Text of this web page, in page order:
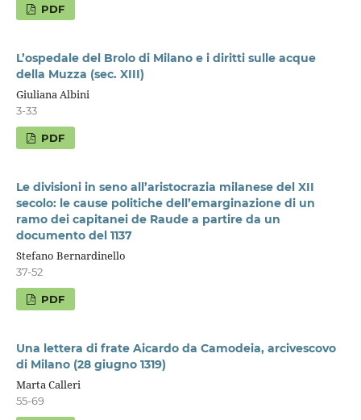
PDF
L’ospedale del Brolo di Milano e i diritti sulle acque
della Muzza (sec. XIII)
Giuliana Albini
3-33
PDF
Le divisioni in seno all’aristocrazia milanese del XII
secolo: le cause politiche dell’emarginazione di un
ramo dei capitanei de Raude a partire da un
documento del 1137
Stefano Bernardinello
37-52
PDF
Una lettera di frate Aicardo da Camodeia, arcivescovo
di Milano (28 giugno 1319)
Marta Calleri
55-69